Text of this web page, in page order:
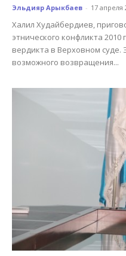
Эльдияр Арыкбаев - 17 апреля
Халил Худайбердиев,
этнического конфликта
вердикта в Верховном суде.
возможного возвращения...